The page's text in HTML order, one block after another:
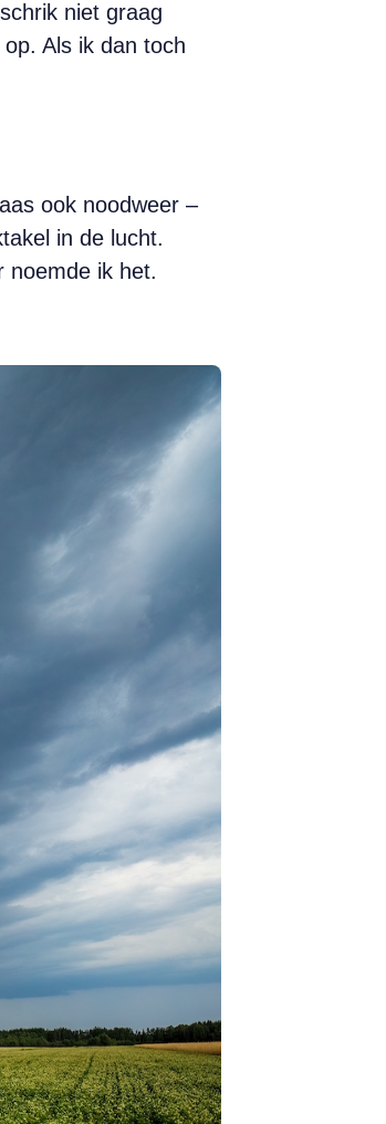
niet graag
Als ik dan toch
ook noodweer –
in de lucht.
noemde ik het.